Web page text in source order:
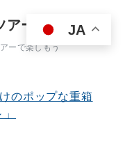
ー
ーで楽しもう
JA